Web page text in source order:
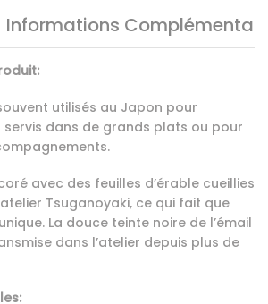
Informations
utilisés au Japon pour
dans de grands plats ou pour
avec des feuilles d’érable cueillies
Tsuganoyaki, ce qui fait que
La douce teinte noire de l’émail
dans l’atelier depuis plus de